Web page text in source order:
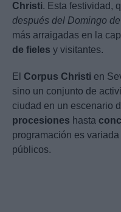
Christi. Esta festividad,
después del Domingo
más arraigadas en la
de fieles y visitantes.
El Corpus Christi en
sino un conjunto de
ciudad en un escenario
procesiones hasta
programación es
públicos.